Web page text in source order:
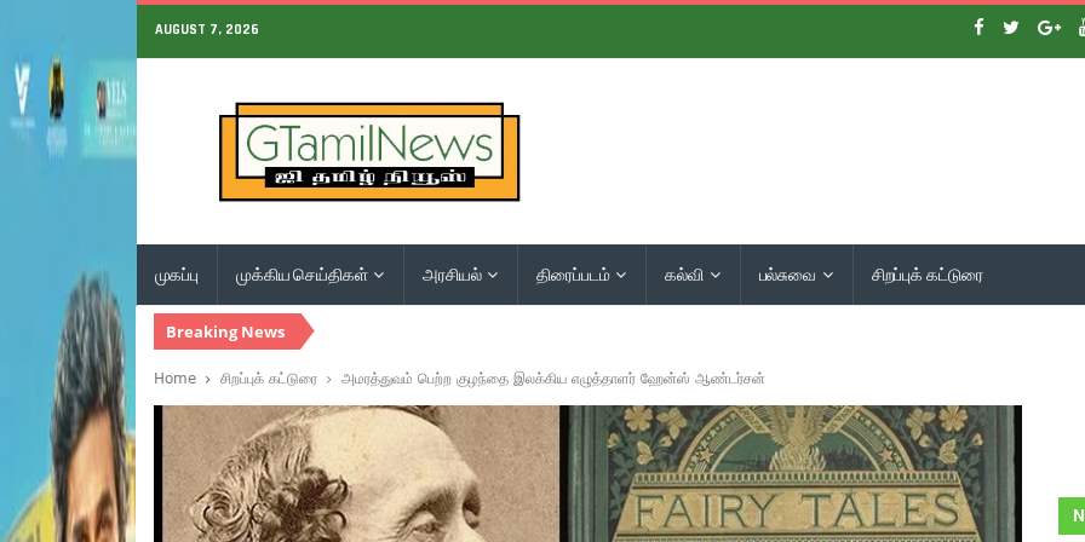
AUGUST 7, 2026
முகப்பு முக்கிய செய்திகள் அரசியல் திரைப்படம் கல்வி பல்சுவை சிறப்புக் கட்டுரை
Breaking News
Home சிறப்புக் கட்டுரை அமரத்துவம் பெற்ற குழந்தை இலக்கிய எழுத்தாளர் ஹேன்ஸ் ஆண்டர்சன்